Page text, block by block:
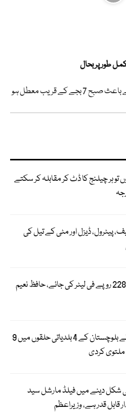
طور پر بحال
انٹرنیٹ سروس تکنیکی خرابی کے باعث صبح 7 بجے کے قریب معطل ہو
ہر چیلنج کا ڈٹ کر مقابلہ کر سکتے
پیٹرول، ڈیزل اور مٹی کے تیل کی
پیٹرول کی قیمت 228 روپے فی لیٹر کی جائے، حافظ نعیم
الیکشن کمیشن نے بلوچستان کے 4 بلدیاتی حلقوں میں 9
کردی
دینے میں فیلڈ مارشل سید
قابل قدر ہے، وزیراعظم